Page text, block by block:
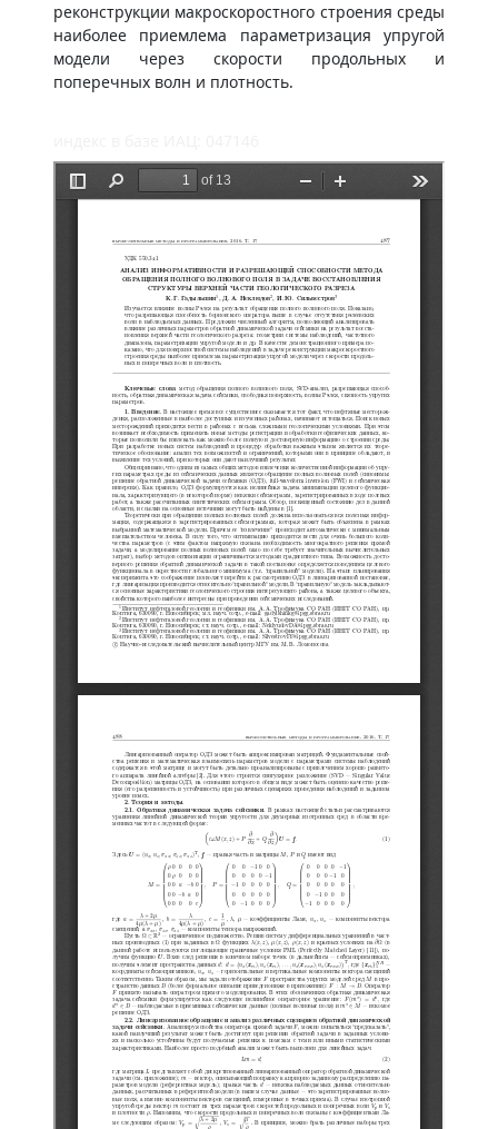
реконструкции макроскоростного строения среды
наиболее приемлема параметризация упругой
модели через скорости продольных и
поперечных волн и плотность.